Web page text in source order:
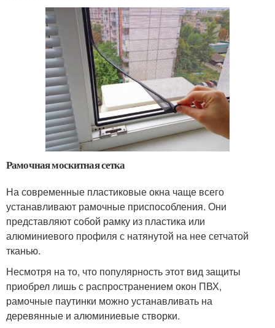
Рамочная москитная сетка
На современные пластиковые окна чаще всего
устанавливают рамочные приспособления. Они
представляют собой рамку из пластика или
алюминиевого профиля с натянутой на нее сетчатой
тканью.
Несмотря на то, что популярность этот вид защиты
приобрел лишь с распространением окон ПВХ,
рамочные паутинки можно устанавливать на
деревянные и алюминиевые створки.